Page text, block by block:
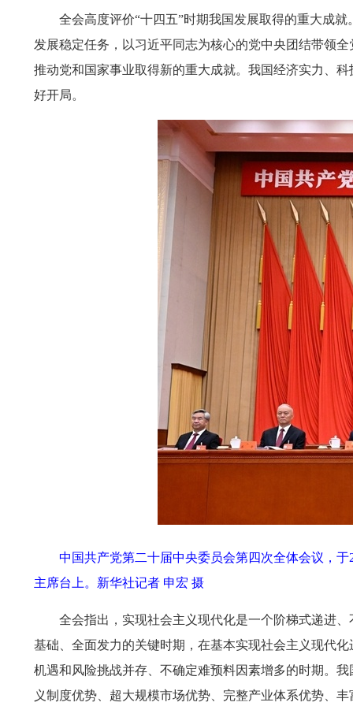
全会高度评价“十四五”时期我国发展取得的重大成
发展稳定任务，以习近平同志为核心的党中央团结带领
推动党和国家事业取得新的重大成就。我国经济实力、
好开局。
中国共产党第二十届中央委员会第四次全体会议，
主席台上。 新华社记者 申宏 摄
全会指出，实现社会主义现代化是一个阶梯式递进
基础、全面发力的关键时期，在基本实现社会主义现代
机遇和风险挑战并存、不确定难预料因素增多的时期。
义制度优势、超大规模市场优势、完整产业体系优势、